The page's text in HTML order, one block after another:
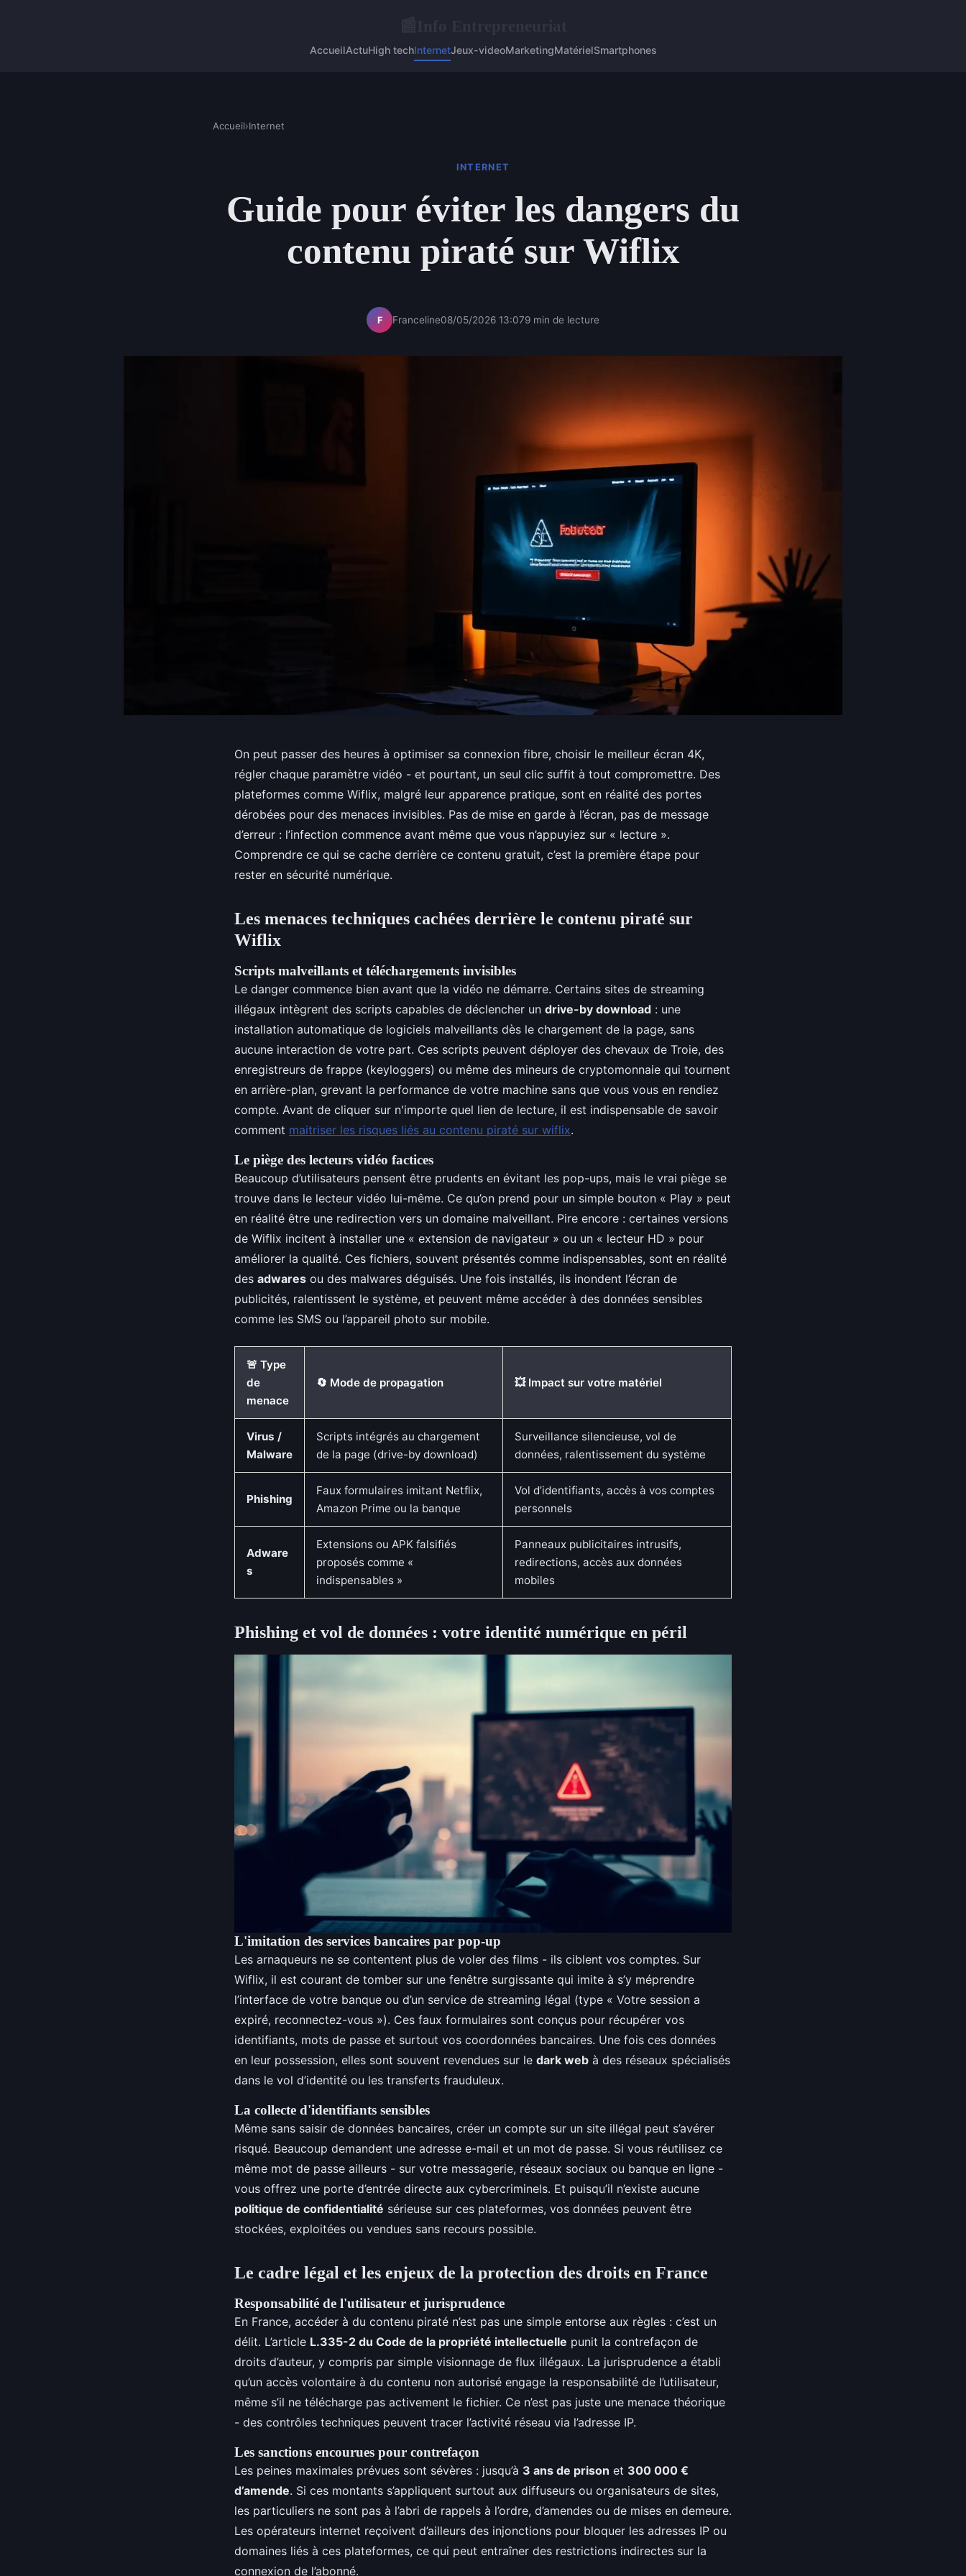
AccueilActuHigh techInternetJeux-videoMarketingMatérielSmartphones
Accueil›Internet
INTERNET
Guide pour éviter les dangers du
contenu piraté sur Wiflix
F Franceline08/05/2026 13:079 min de lecture
On peut passer des heures à optimiser sa connexion fibre, choisir le meilleur écran 4K,
régler chaque paramètre vidéo - et pourtant, un seul clic suffit à tout compromettre. Des
plateformes comme Wiflix, malgré leur apparence pratique, sont en réalité des portes
dérobées pour des menaces invisibles. Pas de mise en garde à l’écran, pas de message
d’erreur : l’infection commence avant même que vous n’appuyiez sur « lecture ».
Comprendre ce qui se cache derrière ce contenu gratuit, c’est la première étape pour
rester en sécurité numérique.
Les menaces techniques cachées derrière le contenu piraté sur
Wiflix
Scripts malveillants et téléchargements invisibles
Le danger commence bien avant que la vidéo ne démarre. Certains sites de streaming
illégaux intègrent des scripts capables de déclencher un drive-by download : une
installation automatique de logiciels malveillants dès le chargement de la page, sans
aucune interaction de votre part. Ces scripts peuvent déployer des chevaux de Troie, des
enregistreurs de frappe (keyloggers) ou même des mineurs de cryptomonnaie qui tournent
en arrière-plan, grevant la performance de votre machine sans que vous vous en rendiez
compte. Avant de cliquer sur n'importe quel lien de lecture, il est indispensable de savoir
comment maitriser les risques liés au contenu piraté sur wiflix.
Le piège des lecteurs vidéo factices
Beaucoup d’utilisateurs pensent être prudents en évitant les pop-ups, mais le vrai piège se
trouve dans le lecteur vidéo lui-même. Ce qu’on prend pour un simple bouton « Play » peut
en réalité être une redirection vers un domaine malveillant. Pire encore : certaines versions
de Wiflix incitent à installer une « extension de navigateur » ou un « lecteur HD » pour
améliorer la qualité. Ces fichiers, souvent présentés comme indispensables, sont en réalité
des adwares ou des malwares déguisés. Une fois installés, ils inondent l’écran de
publicités, ralentissent le système, et peuvent même accéder à des données sensibles
comme les SMS ou l’appareil photo sur mobile.
🚨 Type
de
menace
🔄 Mode de propagation 💥 Impact sur votre matériel
Virus /
Malware
Scripts intégrés au chargement
de la page (drive-by download)
Surveillance silencieuse, vol de
données, ralentissement du système
Phishing
Faux formulaires imitant Netflix,
Amazon Prime ou la banque
Vol d’identifiants, accès à vos comptes
personnels
Adware
s
Extensions ou APK falsifiés
proposés comme «
indispensables »
Panneaux publicitaires intrusifs,
redirections, accès aux données
mobiles
Phishing et vol de données : votre identité numérique en péril
L'imitation des services bancaires par pop-up
Les arnaqueurs ne se contentent plus de voler des films - ils ciblent vos comptes. Sur
Wiflix, il est courant de tomber sur une fenêtre surgissante qui imite à s’y méprendre
l’interface de votre banque ou d’un service de streaming légal (type « Votre session a
expiré, reconnectez-vous »). Ces faux formulaires sont conçus pour récupérer vos
identifiants, mots de passe et surtout vos coordonnées bancaires. Une fois ces données
en leur possession, elles sont souvent revendues sur le dark web à des réseaux spécialisés
dans le vol d’identité ou les transferts frauduleux.
La collecte d'identifiants sensibles
Même sans saisir de données bancaires, créer un compte sur un site illégal peut s’avérer
risqué. Beaucoup demandent une adresse e-mail et un mot de passe. Si vous réutilisez ce
même mot de passe ailleurs - sur votre messagerie, réseaux sociaux ou banque en ligne -
vous offrez une porte d’entrée directe aux cybercriminels. Et puisqu’il n’existe aucune
politique de confidentialité sérieuse sur ces plateformes, vos données peuvent être
stockées, exploitées ou vendues sans recours possible.
Le cadre légal et les enjeux de la protection des droits en France
Responsabilité de l'utilisateur et jurisprudence
En France, accéder à du contenu piraté n’est pas une simple entorse aux règles : c’est un
délit. L’article L.335-2 du Code de la propriété intellectuelle punit la contrefaçon de
droits d’auteur, y compris par simple visionnage de flux illégaux. La jurisprudence a établi
qu’un accès volontaire à du contenu non autorisé engage la responsabilité de l’utilisateur,
même s’il ne télécharge pas activement le fichier. Ce n’est pas juste une menace théorique
- des contrôles techniques peuvent tracer l’activité réseau via l’adresse IP.
Les sanctions encourues pour contrefaçon
Les peines maximales prévues sont sévères : jusqu’à 3 ans de prison et 300 000 €
d’amende. Si ces montants s’appliquent surtout aux diffuseurs ou organisateurs de sites,
les particuliers ne sont pas à l’abri de rappels à l’ordre, d’amendes ou de mises en demeure.
Les opérateurs internet reçoivent d’ailleurs des injonctions pour bloquer les adresses IP ou
domaines liés à ces plateformes, ce qui peut entraîner des restrictions indirectes sur la
connexion de l’abonné.